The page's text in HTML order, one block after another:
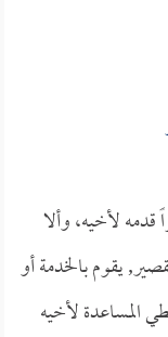
لأخيه، وألا
يقوم بالخدمة أو
المساعدة لأخيه